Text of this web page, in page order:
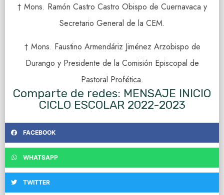
† Mons. Ramón Castro Castro Obispo de Cuernavaca y
Secretario General de la CEM.
† Mons. Faustino Armendáriz Jiménez Arzobispo de
Durango y Presidente de la Comisión Episcopal de
Pastoral Profética.
Comparte de redes: MENSAJE INICIO
CICLO ESCOLAR 2022-2023
FACEBOOK
WHATSAPP
TWITTER